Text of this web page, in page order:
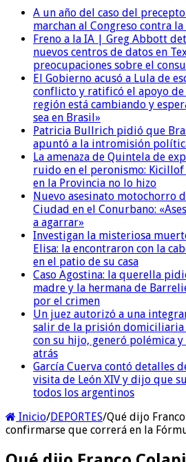
A un año del caso del
marchan al Congreso contra
Freno a la IA | Greg Abbott
nuevos centros de datos en
preocupaciones sobre el
El Gobierno acusó a Lula de
conflicto y ratificó el apoyo de
región está cambiando y
sea en Brasil»
Patricia Bullrich pidió que
apuntó a la intromisión
La amenaza de Quintela de
ruido en el peronismo: Kicillof
en la Provincia no lo hizo
Nuevo asesinato motochorro
Ciudad en el Conurbano:
a agarrar»
Investigan la misteriosa
Elisa: la encontraron con la
en el patio de su casa
Caso Agostina: la querella
madre y la hermana de
por el crimen
Un juez autorizó a una
salir de la prisión
con su hijo, generó polémica
atrás
García Cuerva contó detalles
visita de León XIV y dijo que
todos los argentinos
Inicio/DEPORTES/Qué dijo
confirmarse que correrá en la